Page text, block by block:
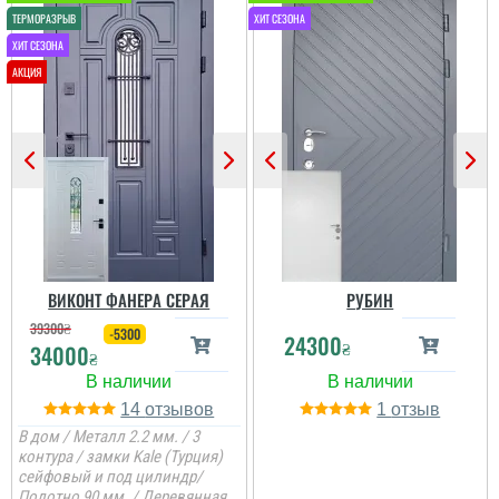
який запропонував
декілька моделей
дверей по прийнятній
ціні. Заміри провели
швидко, пояснили ...
перевізник, хоч...
читати всі відгуки
ВИКОНТ ФАНЕРА СЕРАЯ
39300₴
34000₴
-5300
14
В дом / Металл 2.2 мм. / 3
контура / замки Kale (Турция)
сейфовый и под цилиндр/
РУБИН
24300₴
1